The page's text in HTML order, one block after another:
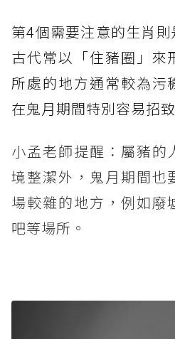
第4個需要注意的生肖
古代常以「住豬圈」來
所處的地方通常較為污
在鬼月期間特別容易招
小孟老師提醒：屬豬的
境整潔外，鬼月期間也
場較雜的地方，例如廢
吧等場所。